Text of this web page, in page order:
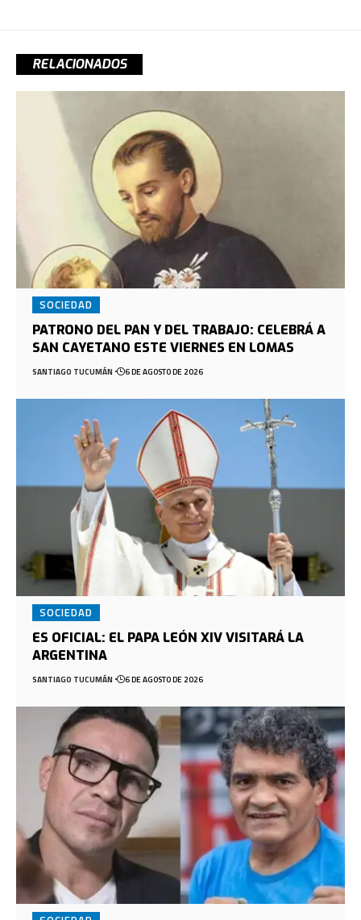
RELACIONADOS
SOCIEDAD
PATRONO DEL PAN Y DEL TRABAJO: CELEBRÁ A
SAN CAYETANO ESTE VIERNES EN LOMAS
SANTIAGO TUCUMÁN 6 DE AGOSTO DE 2026
SOCIEDAD
ES OFICIAL: EL PAPA LEÓN XIV VISITARÁ LA
ARGENTINA
SANTIAGO TUCUMÁN 6 DE AGOSTO DE 2026